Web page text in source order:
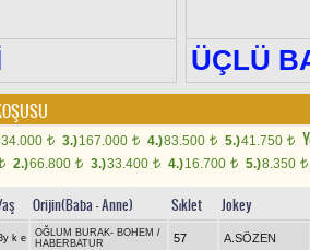
ÜÇLÜ
t 3.)167.000 t 4.)83.500 t 5.)41.750 t
2.)66.800 t 3.)33.400 t 4.)16.700 t 5.)8.350 t
Orijin(Baba - Anne) Sıklet Jokey
k e OĞLUM BURAK- BOHEM /
HABERBATUR
57 A.SÖZEN